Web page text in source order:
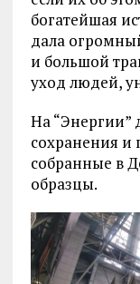
богатейшая
дала
и большой
уход людей,
На “Энергии”
сохранения и
собранные в
образцы.